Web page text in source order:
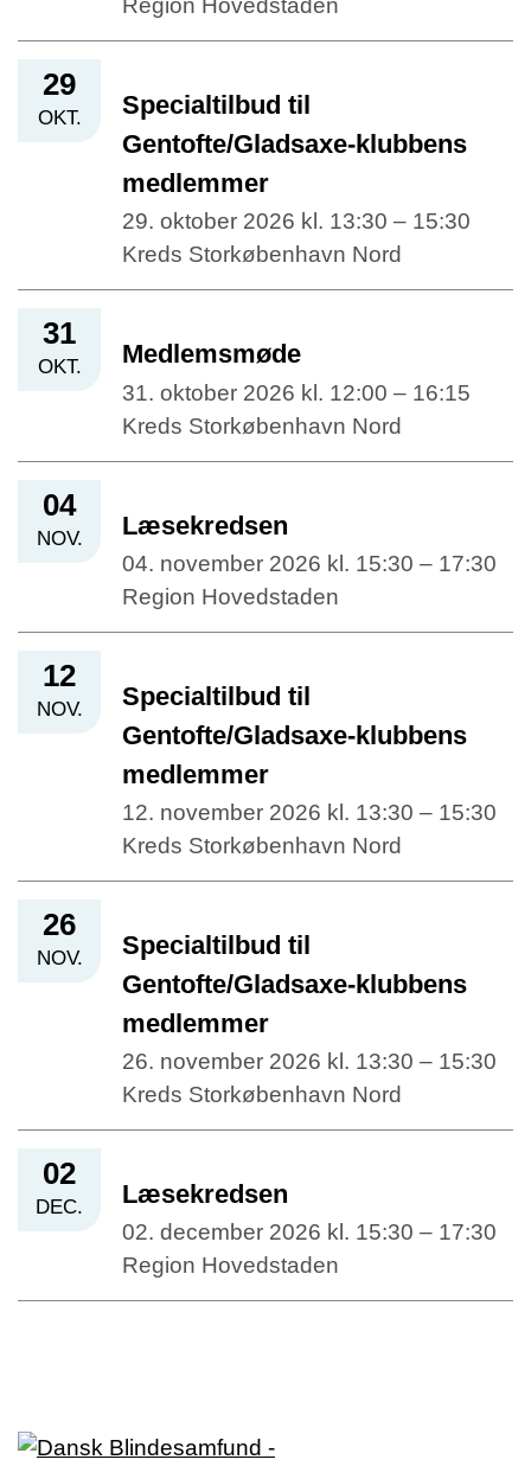
Region Hovedstaden
29
OKT.
Specialtilbud til
Gentofte/Gladsaxe-klubbens
medlemmer
29. oktober 2026 kl. 13:30 – 15:30
Kreds Storkøbenhavn Nord
31
OKT. Medlemsmøde
31. oktober 2026 kl. 12:00 – 16:15
Kreds Storkøbenhavn Nord
04
NOV. Læsekredsen
04. november 2026 kl. 15:30 – 17:30
Region Hovedstaden
12
NOV.
Specialtilbud til
Gentofte/Gladsaxe-klubbens
medlemmer
12. november 2026 kl. 13:30 – 15:30
Kreds Storkøbenhavn Nord
26
NOV.
Specialtilbud til
Gentofte/Gladsaxe-klubbens
medlemmer
26. november 2026 kl. 13:30 – 15:30
Kreds Storkøbenhavn Nord
02
DEC. Læsekredsen
02. december 2026 kl. 15:30 – 17:30
Region Hovedstaden